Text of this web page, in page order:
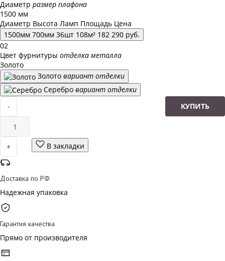
Диаметр размер плафона
1500 мм
Диаметр Высота Ламп Площадь Цена
1500мм 700мм 36шт 108м² 182 290 руб.
02
Цвет фурнитуры отделка металла
Золото
Золото вариант отделки
Серебро вариант отделки
-
+
КУПИТЬ
В закладки
Доставка по РФ
Надежная упаковка
Гарантия качества
Прямо от производителя